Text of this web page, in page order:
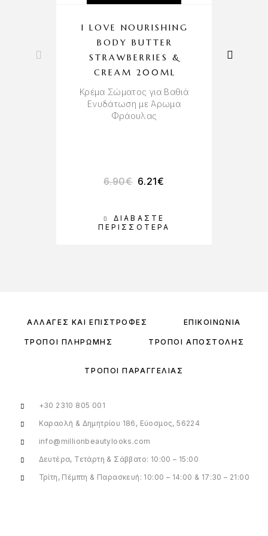
ΔΙΑΒΆΣΤΕ
ΠΕΡΙΣΣΌΤΕΡΑ
I LOVE NOURISHING
BODY BUTTER
STRAWBERRIES &
CREAM 200ML
Κρέμα Σώματος για Βαθιά
Ενυδάτωση με Άρωμα
Φράουλας
6.90€ 6.21€
ΑΛΛΑΓΈΣ ΚΑΙ ΕΠΙΣΤΡΟΦΈΣ ΕΠΙΚΟΙΝΩΝΊΑ
ΤΡΌΠΟΙ ΠΛΗΡΩΜΉΣ ΤΡΌΠΟΙ ΑΠΟΣΤΟΛΉΣ
ΤΡΌΠΟΙ ΠΑΡΑΓΓΕΛΊΑΣ
+30 2310 805 001
Καραολή & Δημητρίου 186, Εύοσμος, 56224
info@millionbeautylooks.com
Δευτέρα, Τετάρτη & Σάββατο: 10:00 – 15:00
Τρίτη, Πέμπτη & Παρασκευή: 10:00 – 14:00 & 17:30 – 21:00